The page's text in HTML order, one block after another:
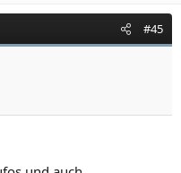
#45